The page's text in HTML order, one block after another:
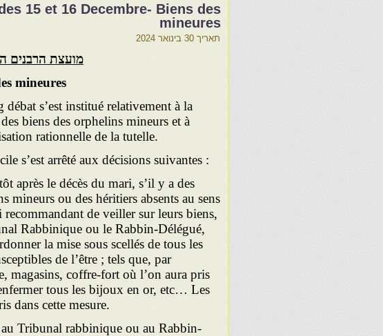
15 et 16 Decembre- Biens des
mineures
תאריך 30 בינואר 2024
מועצת הרבנים
mineures
débat s’est institué relativement à la
biens des orphelins mineurs et à
rationnelle de la tutelle.
s’est arrêté aux décisions suivantes :
après le décès du mari, s’il y a des
mineurs ou des héritiers absents au sens
recommandant de veiller sur leurs biens,
Rabbinique ou le Rabbin-Délégué,
la mise sous scellés de tous les
de l’être ; tels que, par
magasins, coffre-fort où l’on aura pris
tous les bijoux en or, etc… Les
dans cette mesure.
Tribunal rabbinique ou au Rabbin-